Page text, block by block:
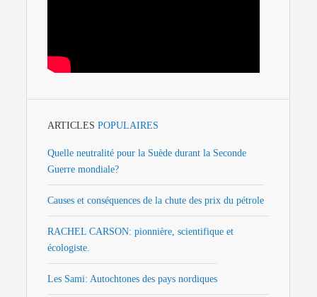
ARTICLES POPULAIRES
Quelle neutralité pour la Suède durant la Seconde
Guerre mondiale?
Causes et conséquences de la chute des prix du pétrole
RACHEL CARSON: pionnière, scientifique et
écologiste.
Les Sami: Autochtones des pays nordiques